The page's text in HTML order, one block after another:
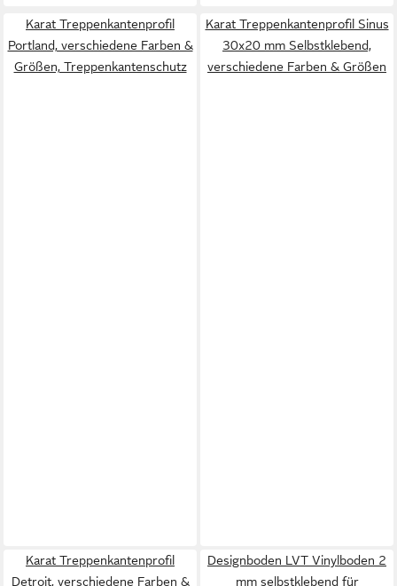
Karat Treppenkantenprofil
Portland, verschiedene Farben &
Größen, Treppenkantenschutz
Karat Treppenkantenprofil Sinus
30x20 mm Selbstklebend,
verschiedene Farben & Größen
Karat Treppenkantenprofil
Detroit, verschiedene Farben &
Designboden LVT Vinylboden 2
mm selbstklebend für